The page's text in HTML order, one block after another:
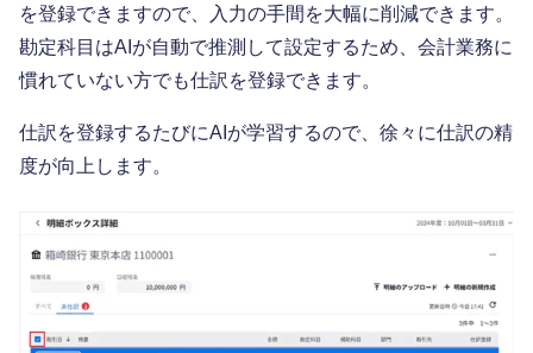
を登録できますので、入力の手間を大幅に削減できます。
勘定科目はAIが自動で推測して設定するため、会計業務に
慣れていない方でも仕訳を登録できます。
仕訳を登録するたびにAIが学習するので、徐々に仕訳の精
度が向上します。